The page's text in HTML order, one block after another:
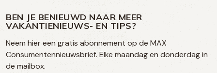
op
social
media
op
Facebook
op
TikTok
op
Instagram
BEN JE BENIEUWD NAAR MEER
VAKANTIENIEUWS- EN TIPS?
Neem hier een gratis abonnement op de MAX
Consumentennieuwsbrief. Elke maandag en donderdag in
de mailbox.